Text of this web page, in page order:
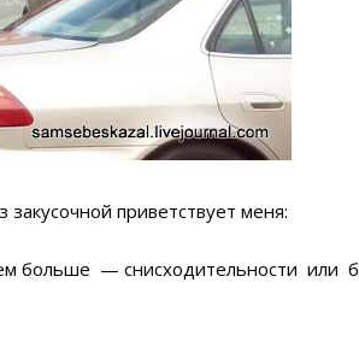
приветствует меня:
больше — снисходительности или